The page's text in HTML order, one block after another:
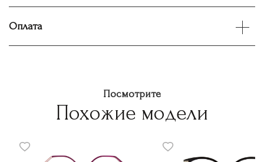
Оплата
Посмотрите
Похожие модели